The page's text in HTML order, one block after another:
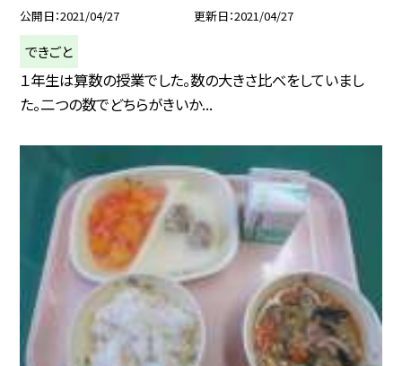
公開日 2021/04/27 更新日 2021/04/27
できごと
１年生は算数の授業でした。数の大きさ比べをしていまし
た。二つの数でどちらがきいか...